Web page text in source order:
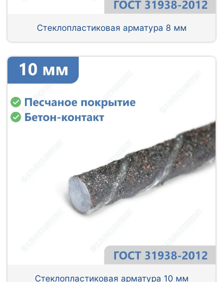
Стеклопластиковая арматура 8 мм
Стеклопластиковая арматура 10 мм